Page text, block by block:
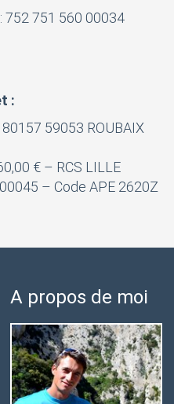
752 751 560 00034
:
59053 ROUBAIX
€ – RCS LILLE
– Code APE 2620Z
A propos de moi